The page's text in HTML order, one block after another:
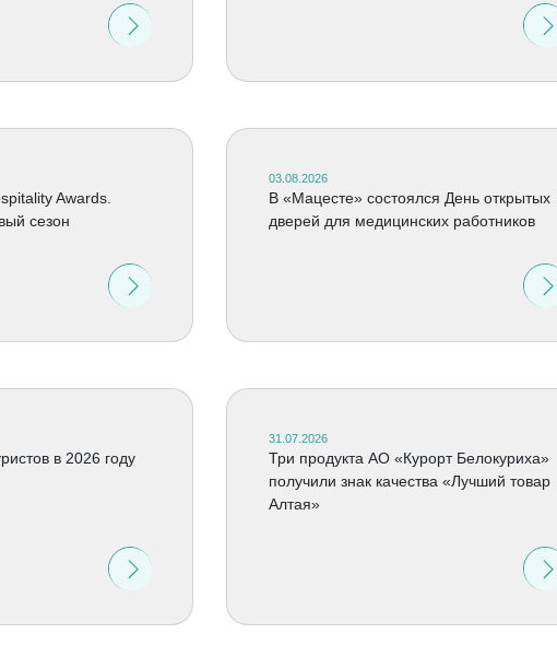
Awards.
сезон
03.08.2026
В «Мацесте» состоялся День открытых
дверей для медицинских работников
в 2026 году
31.07.2026
Три продукта АО «Курорт Белокуриха»
получили знак качества «Лучший товар
Алтая»